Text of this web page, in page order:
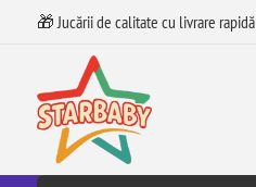
🎁 Jucării de calitate cu livrare rapidă